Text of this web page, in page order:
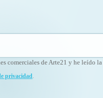
comerciales de Arte21 y he leído la
privacidad.